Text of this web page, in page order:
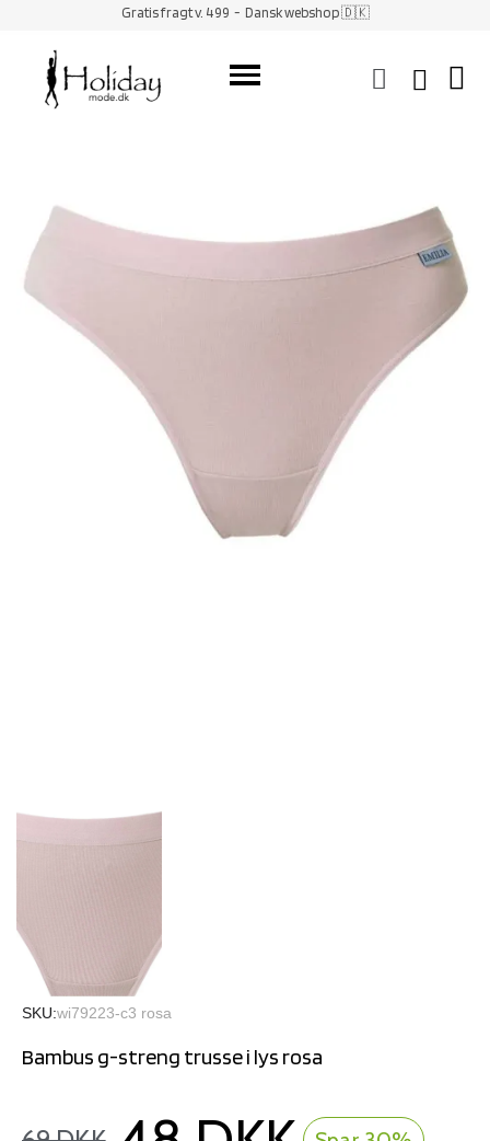
Gratis fragt v. 499 - Dansk webshop 🇩🇰
SKU wi79223-c3 rosa
Bambus g-streng trusse i lys rosa